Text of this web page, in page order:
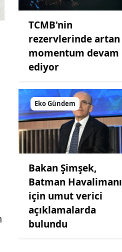
TCMB'nin
rezervlerinde artan
momentum devam
ediyor
Eko Gündem
Bakan Şimşek,
Batman Havalimanı
için umut verici
açıklamalarda
bulundu